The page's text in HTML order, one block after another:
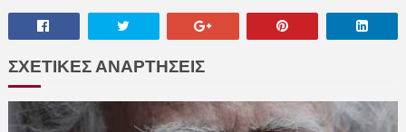
ΣΧΕΤΙΚΕΣ ΑΝΑΡΤΗΣΕΙΣ